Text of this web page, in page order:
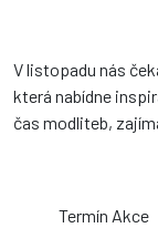
V listopadu nás
která nabídne
čas modliteb,
Termín Akce